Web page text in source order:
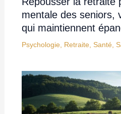
mentale des seniors,
qui maintiennent
Psychologie Retraite Santé